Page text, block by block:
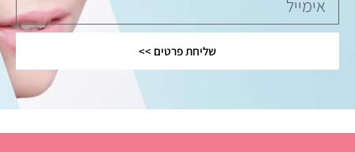
שליחת פרטים >>